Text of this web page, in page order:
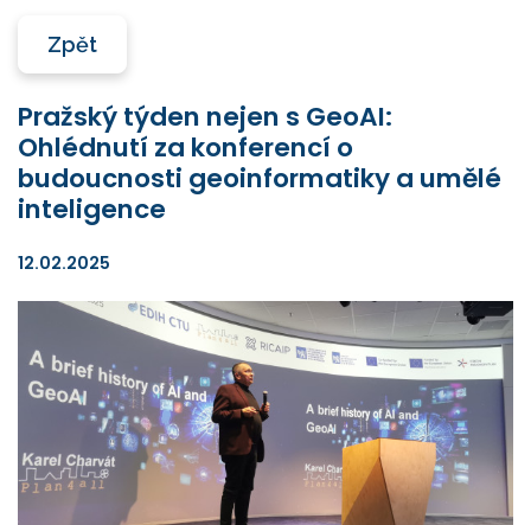
Zpět
Pražský týden nejen s GeoAI:
Ohlédnutí za konferencí o
budoucnosti geoinformatiky a umělé
inteligence
12.02.2025